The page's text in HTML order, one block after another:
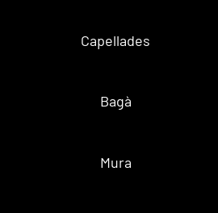
Capellades
Bagà
Mura